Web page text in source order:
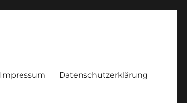
Impressum Datenschutzerklärung